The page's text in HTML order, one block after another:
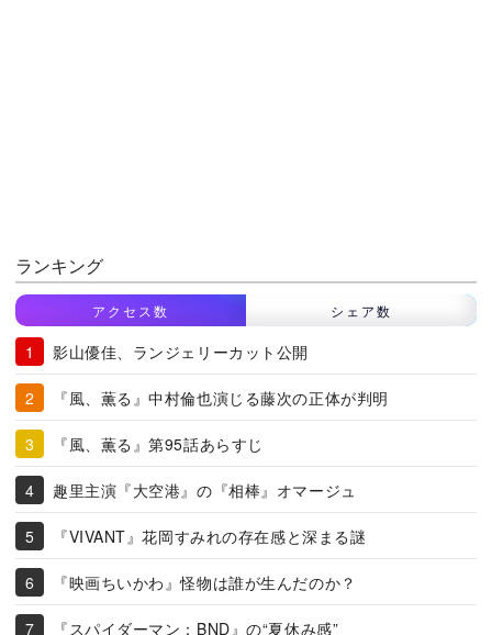
ランキング
アクセス数 シェア数
影山優佳、ランジェリーカット公開
『風、薫る』中村倫也演じる藤次の正体が判明
『風、薫る』第95話あらすじ
趣里主演『大空港』の『相棒』オマージュ
『VIVANT』花岡すみれの存在感と深まる謎
『映画ちいかわ』怪物は誰が生んだのか？
『スパイダーマン：BND』の“夏休み感”